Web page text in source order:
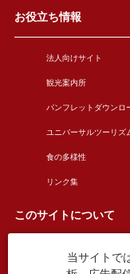
お役立ち情報
法人向けサイト
観光案内所
パンフレットダウンロ
ユニバーサルツーリズ
食の多様性
リンク集
このサイトについて
このサイトについて
当サイトで